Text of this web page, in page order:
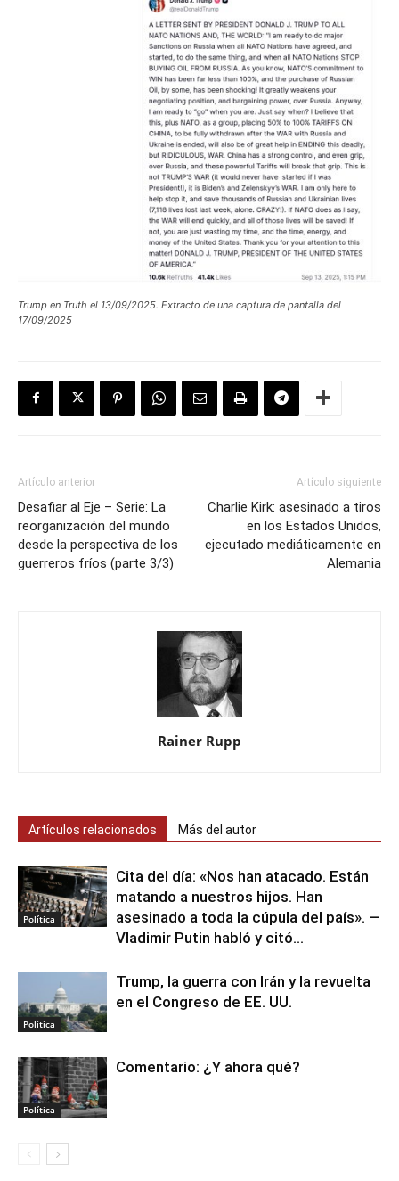
Trump en Truth el 13/09/2025. Extracto de una captura de pantalla del
17/09/2025
Artículo anterior
Desafiar al Eje – Serie: La
reorganización del mundo
desde la perspectiva de los
guerreros fríos (parte 3/3)
Artículo siguiente
Charlie Kirk: asesinado a tiros
en los Estados Unidos,
ejecutado mediáticamente en
Alemania
Rainer Rupp
Artículos relacionados Más del autor
Política
Cita del día: «Nos han atacado. Están
matando a nuestros hijos. Han
asesinado a toda la cúpula del país». —
Vladimir Putin habló y citó...
Política
Trump, la guerra con Irán y la revuelta
en el Congreso de EE. UU.
Política
Comentario: ¿Y ahora qué?